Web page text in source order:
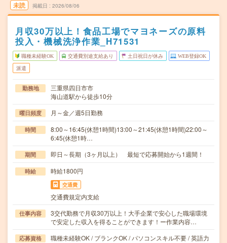
未読 掲載日 2026/08/06
月収30万以上！食品工場でマヨネーズの原料
投入・機械洗浄作業_H71531
職種未経験OK 交通費別途支給あり 土日祝日が休み WEB登録OK
派遣
勤務地
三重県四日市市
海山道駅から徒歩10分
曜日頻度 月～金／週5日勤務
時間
8:00～16:45(休憩1時間)13:00～21:45(休憩1時間)22:00～
6:45(休憩1時…
期間 即日～長期（3ヶ月以上） 最短で応募開始から1週間！
時給 時給1800円
交通費
交通費規定内支給
仕事内容
3交代勤務で月収30万以上！大手企業で安心した職場環境
で安定した収入を得ることができます！ー作業内容…
応募資格
職種未経験OK / ブランクOK / パソコンスキル不要 / 英語力